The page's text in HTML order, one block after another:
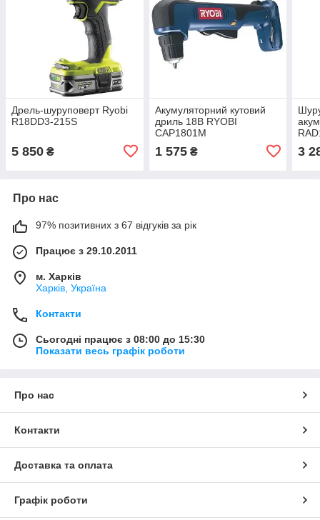
Дрель-шуруповерт Ryobi
R18DD3-215S
5 850 ₴
Акумуляторний кутовий
дриль 18В RYOBI
CAP1801M
1 575₴ 3
Про нас
97% позитивних з 67 відгуків за рік
Працює з 29.10.2011
м. Харків
Харків, Україна
Контакти
Сьогодні працює з 08:00 до 15:30
Показати весь графік роботи
Про нас
Контакти
Доставка та оплата
Графік роботи